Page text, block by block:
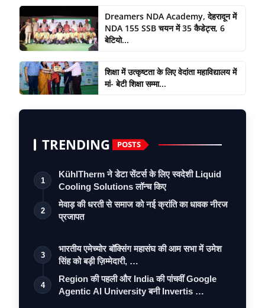
Dreamers NDA Academy, देहरादून में
NDA 155 SSB चयन में 35 कैडेट्स, 6
बेटियो...
शिक्षा में उत्कृष्टता के लिए वेदांता महाविद्यालय में
मां- बेटी शिक्षा सम्मा...
TRENDING POSTS
1
KühlTherm ने डेटा सेंटर्स के लिए स्वदेशी Liquid
Cooling Solutions लॉन्च किए
2
मेवाड़ की धरती से समाज को नई क्रांति का धावक नीरज
प्रजापत
3
भारतीय एमेच्योर बॉक्सिंग महासंघ की आम सभा में उमेश
सिंह को बड़ी ज़िम्मेदारी, …
4
Region की पहली और India की पांचवीं Google
Agentic AI University बनी Invertis …